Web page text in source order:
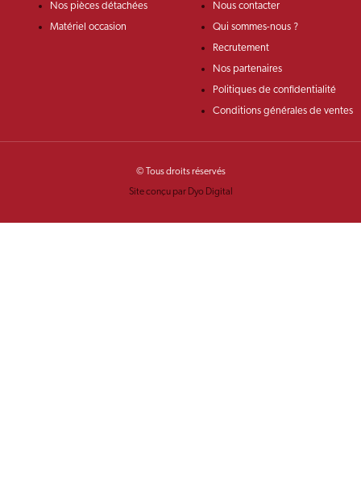
Nos pièces détachées
Matériel occasion
Nous contacter
Qui sommes-nous ?
Recrutement
Nos partenaires
Politiques de confidentialité
Conditions générales de ventes
© Tous droits réservés
Site conçu par Dyo Digital